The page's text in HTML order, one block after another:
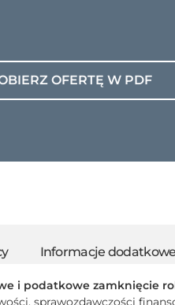
OFERTĘ W PDF
Informacje dodatkowe
i podatkowe zamknięcie
sprawozdawczości